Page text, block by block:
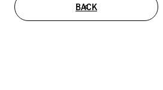
BACK